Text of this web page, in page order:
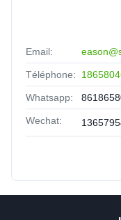
Email:
Téléphone:
Whatsapp:
Wechat: